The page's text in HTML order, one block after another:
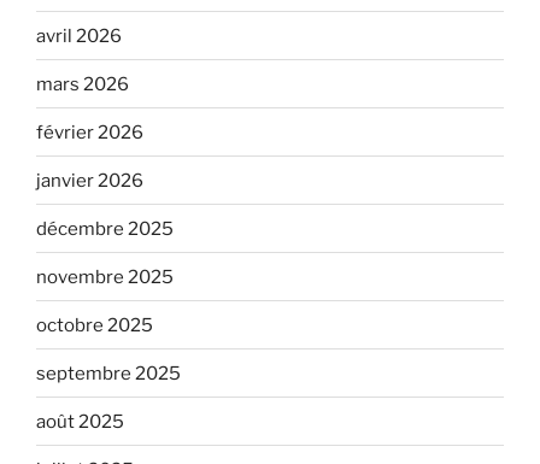
avril 2026
mars 2026
février 2026
janvier 2026
décembre 2025
novembre 2025
octobre 2025
septembre 2025
août 2025